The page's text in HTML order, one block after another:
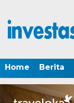
Home Berita